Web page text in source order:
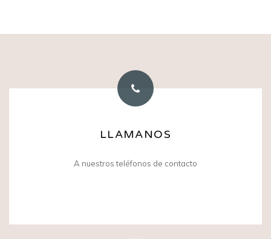
LLAMANOS
A nuestros teléfonos de contacto
A LOS TELÉFONOS
Tel. Adm.: 02945 15697639